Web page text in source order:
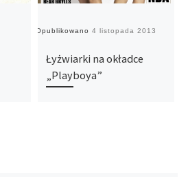
Opublikowano 4 listopada 2013
Łyżwiarki na okładce
„Playboya”